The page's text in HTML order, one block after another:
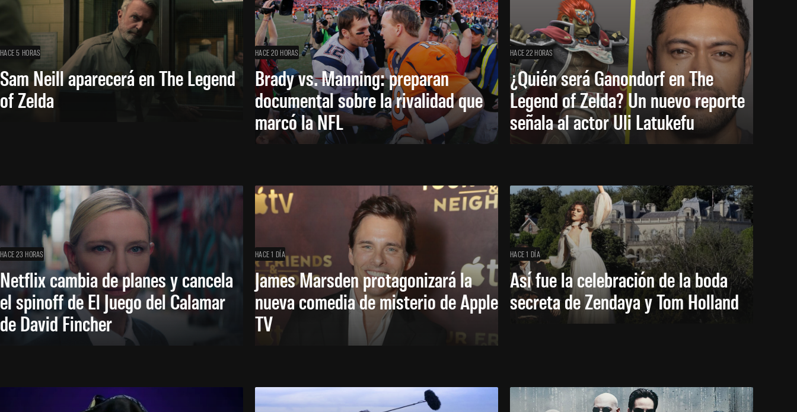
HACE 5 HORAS
Sam Neill aparecerá en The Legend
of Zelda
HACE 20 HORAS
Brady vs. Manning: preparan
documental sobre la rivalidad que
marcó la NFL
HACE 22 HORAS
¿Quién será Ganondorf en The
Legend of Zelda? Un nuevo reporte
señala al actor Uli Latukefu
HACE 23 HORAS
Netflix cambia de planes y cancela
el spinoff de El Juego del Calamar
de David Fincher
HACE 1 DÍA
James Marsden protagonizará la
nueva comedia de misterio de Apple
TV
HACE 1 DÍA
Así fue la celebración de la boda
secreta de Zendaya y Tom Holland